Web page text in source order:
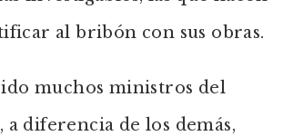
al bribón con sus obras.
muchos ministros del
diferencia de los demás,